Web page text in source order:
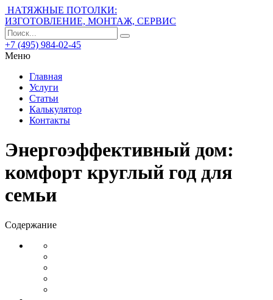
НАТЯЖНЫЕ ПОТОЛКИ:
ИЗГОТОВЛЕНИЕ, МОНТАЖ, СЕРВИС
+7 (495) 984-02-45
Меню
Главная
Услуги
Статьи
Калькулятор
Контакты
Энергоэффективный дом:
комфорт круглый год для
семьи
Содержание